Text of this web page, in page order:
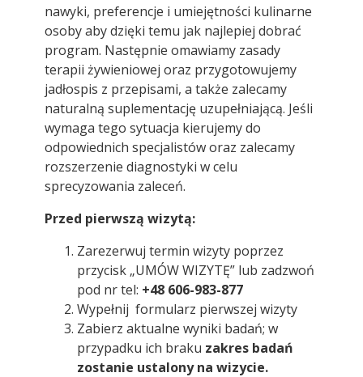
nawyki, preferencje i umiejętności kulinarne
osoby aby dzięki temu jak najlepiej dobrać
program. Następnie omawiamy zasady
terapii żywieniowej oraz przygotowujemy
jadłospis z przepisami, a także zalecamy
naturalną suplementację uzupełniającą. Jeśli
wymaga tego sytuacja kierujemy do
odpowiednich specjalistów oraz zalecamy
rozszerzenie diagnostyki w celu
sprecyzowania zaleceń.
Przed pierwszą wizytą:
Zarezerwuj termin wizyty poprzez
przycisk „UMÓW WIZYTĘ” lub zadzwoń
pod nr tel: +48 606-983-877
Wypełnij formularz pierwszej wizyty
Zabierz aktualne wyniki badań; w
przypadku ich braku zakres badań
zostanie ustalony na wizycie.